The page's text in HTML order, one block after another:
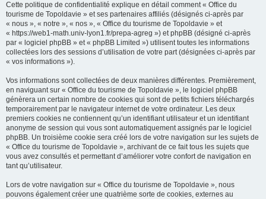
Cette politique de confidentialité explique en détail comment « Office du
tourisme de Topoldavie » et ses partenaires affiliés (désignés ci-après par
« nous », « notre », « nos », « Office du tourisme de Topoldavie » et
« https://web1-math.univ-lyon1.fr/prepa-agreg ») et phpBB (désigné ci-après
par « logiciel phpBB » et « phpBB Limited ») utilisent toutes les informations
collectées lors des sessions d’utilisation de votre part (désignées ci-après par
« vos informations »).
Vos informations sont collectées de deux manières différentes. Premièrement,
en naviguant sur « Office du tourisme de Topoldavie », le logiciel phpBB
génèrera un certain nombre de cookies qui sont de petits fichiers téléchargés
temporairement par le navigateur internet de votre ordinateur. Les deux
premiers cookies ne contiennent qu’un identifiant utilisateur et un identifiant
anonyme de session qui vous sont automatiquement assignés par le logiciel
phpBB. Un troisième cookie sera créé lors de votre navigation sur les sujets de
« Office du tourisme de Topoldavie », archivant de ce fait tous les sujets que
vous avez consultés et permettant d’améliorer votre confort de navigation en
tant qu’utilisateur.
Lors de votre navigation sur « Office du tourisme de Topoldavie », nous
pouvons également créer une quatrième sorte de cookies, externes au